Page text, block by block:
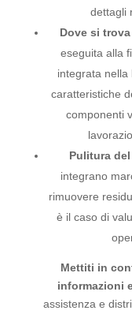
dettagli
Dove si
eseguita alla
integrata nella
caratteristiche
componenti
Pulitura
integrano
rimuovere
è il caso di
Mettiti in
informazioni
assistenza e